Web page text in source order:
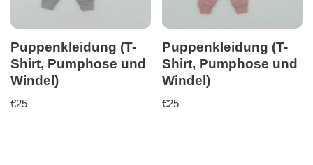
Puppenkleidung (T-
Shirt, Pumphose und
Windel)
€25
Puppenkleidung (T-
Shirt, Pumphose und
Windel)
€25